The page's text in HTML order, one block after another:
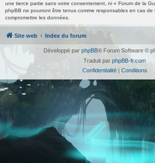
une tierce partie sans votre consentement, ni « Forum de la
phpBB ne pourront être tenus comme responsables en cas
compromettre les données.
Site web Index du forum
Développé par phpBB® Forum Software ©
Traduit par phpBB-fr.com
Confidentialité| Conditions